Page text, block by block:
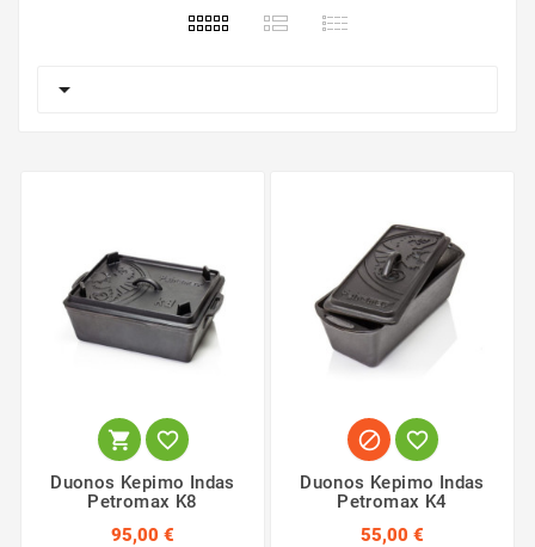

 
Duonos Kepimo Indas
Petromax K8
95,00 €
 
Duonos Kepimo Indas
Petromax K4
55,00 €